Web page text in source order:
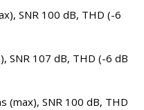
SNR 100 dB, THD (-6
SNR 107 dB, THD (-6 dB
(max), SNR 100 dB, THD